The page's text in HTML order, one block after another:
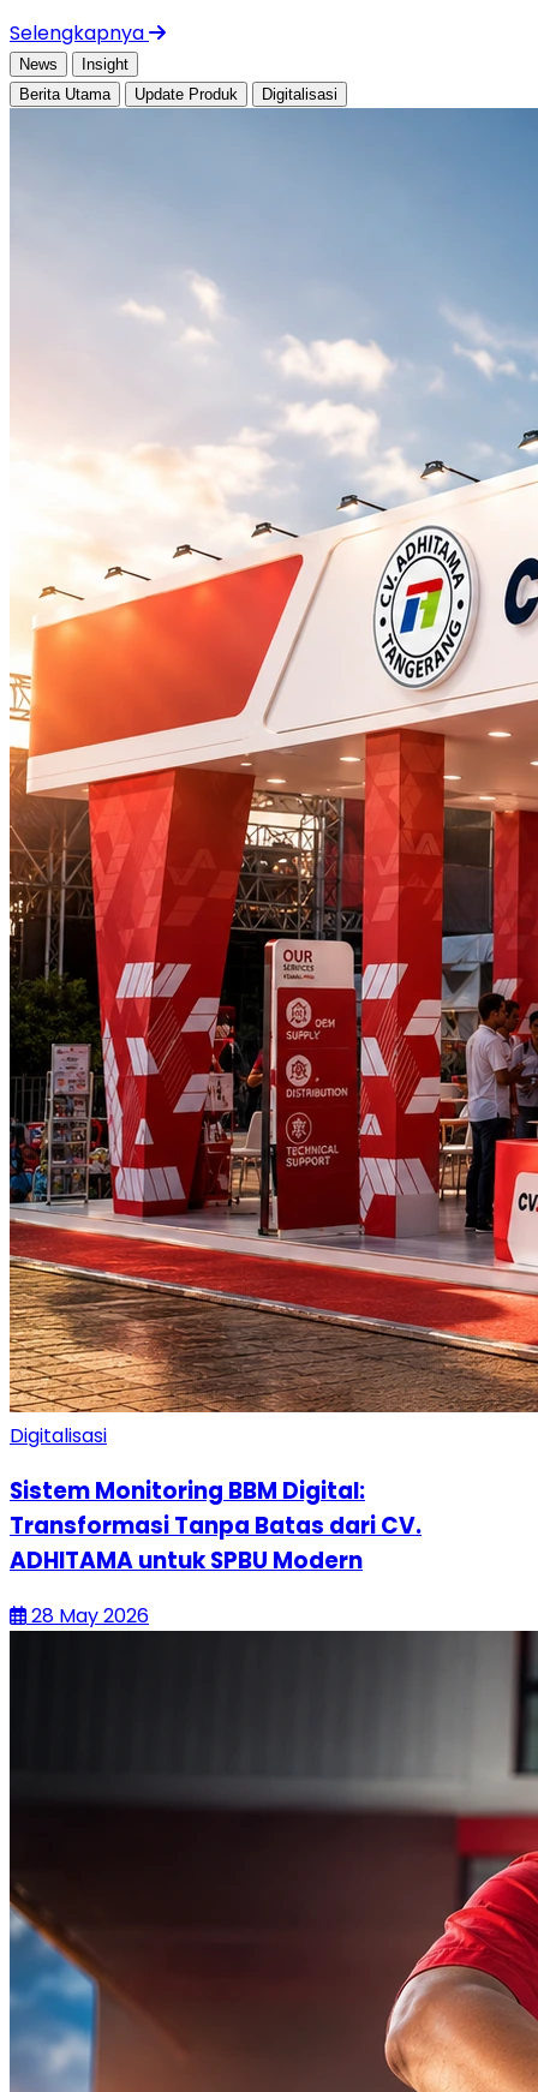
Selengkapnya
News
Insight
Berita Utama
Update Produk Digitalisasi
Digitalisasi
Sistem Monitoring BBM Digital:
Transformasi Tanpa Batas dari CV.
ADHITAMA untuk SPBU Modern
28 May 2026